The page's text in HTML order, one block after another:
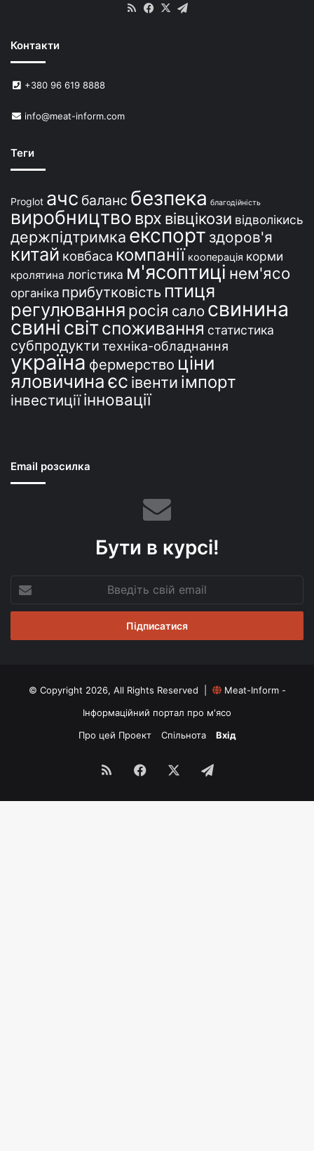
е
й
У
р
ї
RSS Facebook
X
Контакти
+380 96 619 8888
info@meat-inform.com
Теги
Proglot ачс баланс безпека благодійність
виробництво врх вівцікози відволікись
держпідтримка експорт здоров'я
китай ковбаса компанії кооперація корми
кролятина логістика м'ясоптиці нем'ясо
органіка прибутковість птиця
регулювання росія сало свинина
свині світспоживання статистика
субпродукти техніка-обладнання
україна фермерство ціни
яловичинаєс івенти імпорт
інвестиції інновації
Email розсилка
Бути в курсі!
свій
email
© Copyright 2026, All Rights Reserved |
Meat-Inform -
Інформаційний портал про м'ясо
Про цей Проект
Спільнота Вхід
RSS Facebook